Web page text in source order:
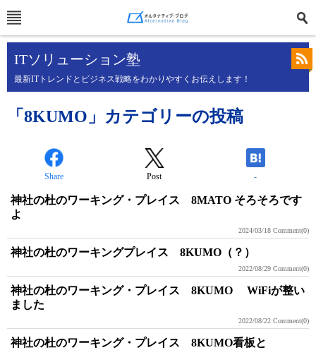
ITソリューション塾
最新ITトレンドとビジネス戦略をわかりやすくお伝えします！
「8KUMO」カテゴリーの投稿
Share Post -
神社の杜のワーキング・プレイス 8MATO そろそろです
よ
2024/03/18 Comment(0)
神社の杜のワーキングプレイス 8KUMO（？）
2022/08/29 Comment(0)
神社の杜のワーキング・プレイス 8KUMO WiFiが整い
ました
2022/08/22 Comment(0)
神社の杜のワーキング・プレイス 8KUMO看板と